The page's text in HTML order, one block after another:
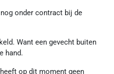
onder contract bij de
Want een gevecht buiten
hand.
op dit moment geen